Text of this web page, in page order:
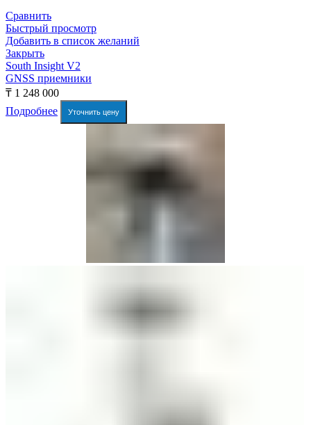
Сравнить
Быстрый просмотр
Добавить в список желаний
Закрыть
South Insight V2
GNSS приемники
₸ 1 248 000
Подробнее
Уточнить цену